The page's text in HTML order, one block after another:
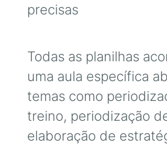
precisas
Todas as planilhas
uma aula específica
temas como
treino, periodização
elaboração de